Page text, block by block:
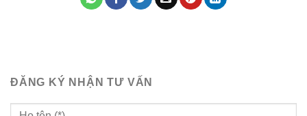
ĐĂNG KÝ NHẬN TƯ VẤN